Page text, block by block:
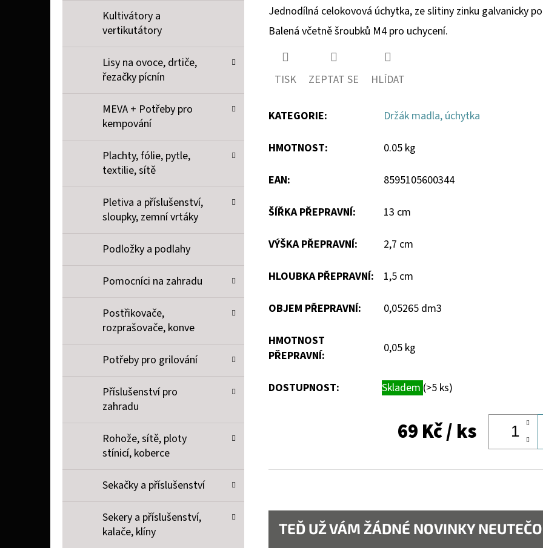
Kultivátory a
vertikutátory
Lisy na ovoce, drtiče,
řezačky pícnín
MEVA + Potřeby pro
kempování
Plachty, fólie, pytle,
textilie, sítě
Pletiva a příslušenství,
sloupky, zemní vrtáky
Podložky a podlahy
Pomocníci na zahradu
Postřikovače,
rozprašovače, konve
Potřeby pro grilování
Příslušenství pro
zahradu
Rohože, sítě, ploty
stínicí, koberce
Sekačky a příslušenství
Sekery a příslušenství,
kalače, klíny
Jednodílná celokovová úchytka, ze slitiny zinku galvanicky
Balená včetně šroubků M4 pro uchycení.
TISK ZEPTAT SE HLÍDAT
KATEGORIE: Držák madla, úchytka
HMOTNOST: 0.05 kg
EAN: 8595105600344
ŠÍŘKA PŘEPRAVNÍ: 13 cm
VÝŠKA PŘEPRAVNÍ: 2,7 cm
HLOUBKA PŘEPRAVNÍ: 1,5 cm
OBJEM PŘEPRAVNÍ: 0,05265 dm3
HMOTNOST
PŘEPRAVNÍ:
0,05 kg
DOSTUPNOST: Skladem (>5 ks)
69 Kč/ ks
TEĎ UŽ VÁM ŽÁDNÉ NOVINKY